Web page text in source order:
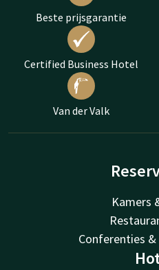
Beste prijsgarantie
Certified Business Hotel
Van der Valk
Kamers
Conferenties